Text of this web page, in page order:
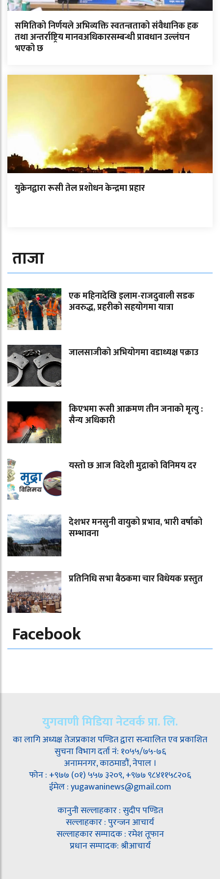
समितिको निर्णयले अभिव्यक्ति स्वतन्त्रताको संवैधानिक हक
तथा अन्तर्राष्ट्रिय मानवअधिकारसम्बन्धी प्रावधान उल्लंघन
भएको छ
युक्रेनद्वारा रूसी तेल प्रशोधन केन्द्रमा प्रहार
ताजा
एक महिनादेखि इलाम-राजदुवाली सडक
अवरुद्ध, प्रहरीको सहयोगमा यात्रा
जालसाजीको अभियोगमा वडाध्यक्ष पक्राउ
किएभमा रूसी आक्रमण तीन जनाको मृत्यु :
सैन्य अधिकारी
यस्तो छ आज विदेशी मुद्राको विनिमय दर
देशभर मनसुनी वायुको प्रभाव, भारी वर्षाको
सम्भावना
प्रतिनिधि सभा बैठकमा चार विधेयक प्रस्तुत
Facebook
युगवाणी मिडिया नेटवर्क प्रा. लि.
का लागि अध्यक्ष तेजप्रकाश पण्डित द्वारा सन्चालित एव प्रकाशित
सुचना विभाग दर्ता नं: १०५५/७५-७६
अनामनगर, काठमाडौं, नेपाल ।
फोन : +९७७ (०१) ५५७ ३२०९, +९७७ ९८४११५८२०६
ईमेल : yugawaninews@gmail.com
कानुनी सल्लाहकार : सुदीप पण्डित
सल्लाहकार : पुरन्जन आचार्य
सल्लाहकार सम्पादक : रमेश तूफान
प्रधान सम्पादक: श्रीआचार्य